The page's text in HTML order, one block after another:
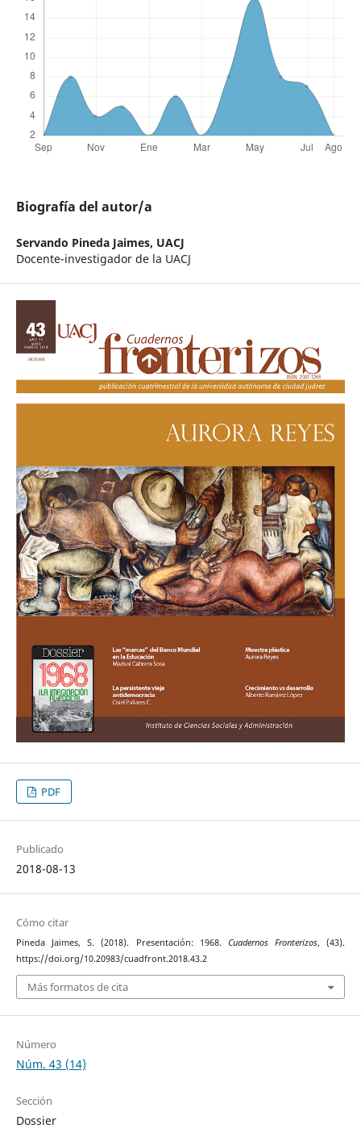
Biografía del autor/a
Servando Pineda Jaimes, UACJ
Docente-investigador de la UACJ
PDF
Publicado
2018-08-13
Cómo citar
Pineda Jaimes, S. (2018). Presentación: 1968. Cuadernos Fronterizos, (43).
https://doi.org/10.20983/cuadfront.2018.43.2
Más formatos de cita
Número
Núm. 43 (14)
Sección
Dossier